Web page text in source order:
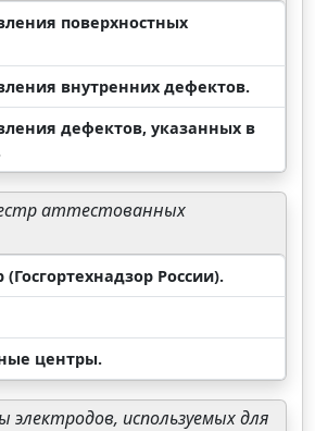
поверхностных
внутренних дефектов.
дефектов, указанных в
аттестованных
(Госгортехнадзор России).
центры.
используемых для